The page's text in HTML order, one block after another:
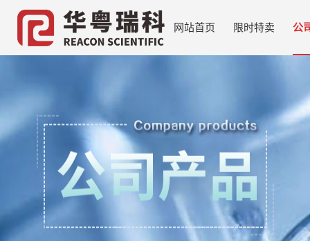
网站首页 限时特卖 公